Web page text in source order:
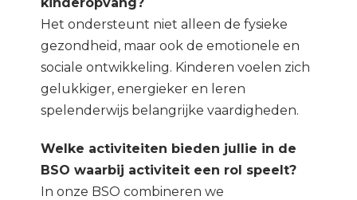
Het ondersteunt niet alleen de fysieke
gezondheid, maar ook de emotionele en
sociale ontwikkeling. Kinderen voelen zich
gelukkiger, energieker en leren
spelenderwijs belangrijke vaardigheden.
Welke activiteiten bieden jullie in de
BSO waarbij activiteit een rol speelt?
In onze BSO combineren we